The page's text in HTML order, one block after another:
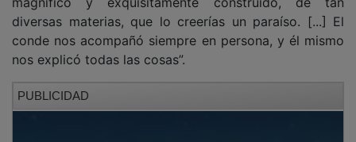
diversas materias, que lo creerías un paraíso. [...] El
conde nos acompañó siempre en persona, y él mismo
nos explicó todas las cosas”.